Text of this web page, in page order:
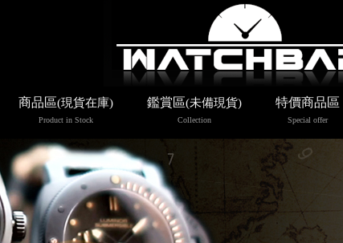
商品區(現貨在庫)
Product in Stock
鑑賞區(未備現貨)
Collection
特價商品區
Special offer